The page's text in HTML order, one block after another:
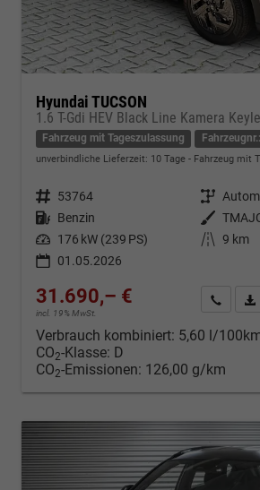
Hyundai TUCSON
1.6 T-Gdi HEV Black Line Kamera
Fahrzeug mit Tageszulassung
unverbindliche Lieferzeit: 10 Tage Fahrzeug mit
Fahrzeugnr. 53764 Getriebe
Kraftstoff Benzin Außenfarbe
Leistung 176 kW (239 PS) Kilometerstand 9 km
01.05.2026
31.690,– €
incl. 19% MwSt.
Verbrauch kombiniert: 5,60 l/
CO2-Klasse: D
CO2-Emissionen: 126,00 g/km